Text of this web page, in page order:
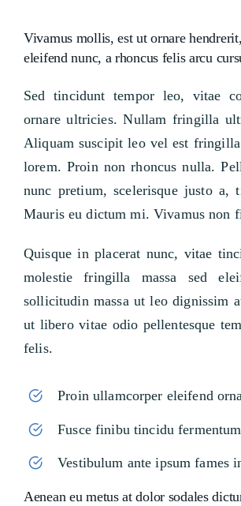
Vivamus mollis, est ut ornare
eleifend nunc, a rhoncus felis arcu
Sed tincidunt tempor leo, vitae
ornare ultricies. Nullam fringilla
Aliquam suscipit leo vel est
lorem. Proin non rhoncus nulla.
nunc pretium, scelerisque justo a,
Mauris eu dictum mi. Vivamus non
Quisque in placerat nunc, vitae
molestie fringilla massa sed
sollicitudin massa ut leo dignissim
ut libero vitae odio pellentesque
felis.
Proin ullamcorper eleifend
Fusce finibu tincidu
Vestibulum ante ipsum fames
Aenean eu metus at dolor sodales